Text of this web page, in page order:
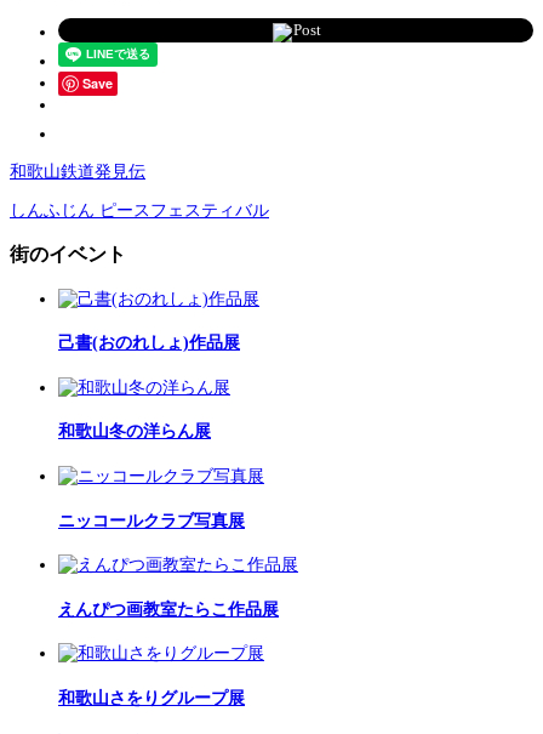
Post
Save
和歌山鉄道発見伝
しんふじん ピースフェスティバル
街のイベント
己書(おのれしょ)作品展
和歌山冬の洋らん展
ニッコールクラブ写真展
えんぴつ画教室たらこ作品展
和歌山さをりグループ展